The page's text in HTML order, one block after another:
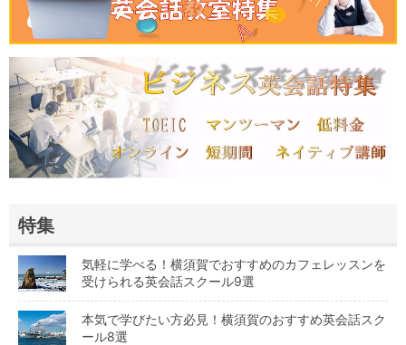
特集
気軽に学べる！横須賀でおすすめのカフェレッスンを
受けられる英会話スクール9選
本気で学びたい方必見！横須賀のおすすめ英会話スク
ール8選